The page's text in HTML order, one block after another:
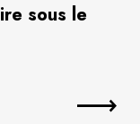
sous le